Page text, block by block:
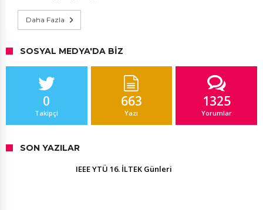
Daha Fazla
SOSYAL MEDYA'DA BIZ
0
Takipçi
663
Yazı
1325
Yorumlar
SON YAZILAR
IEEE YTÜ 16. İLTEK Günleri